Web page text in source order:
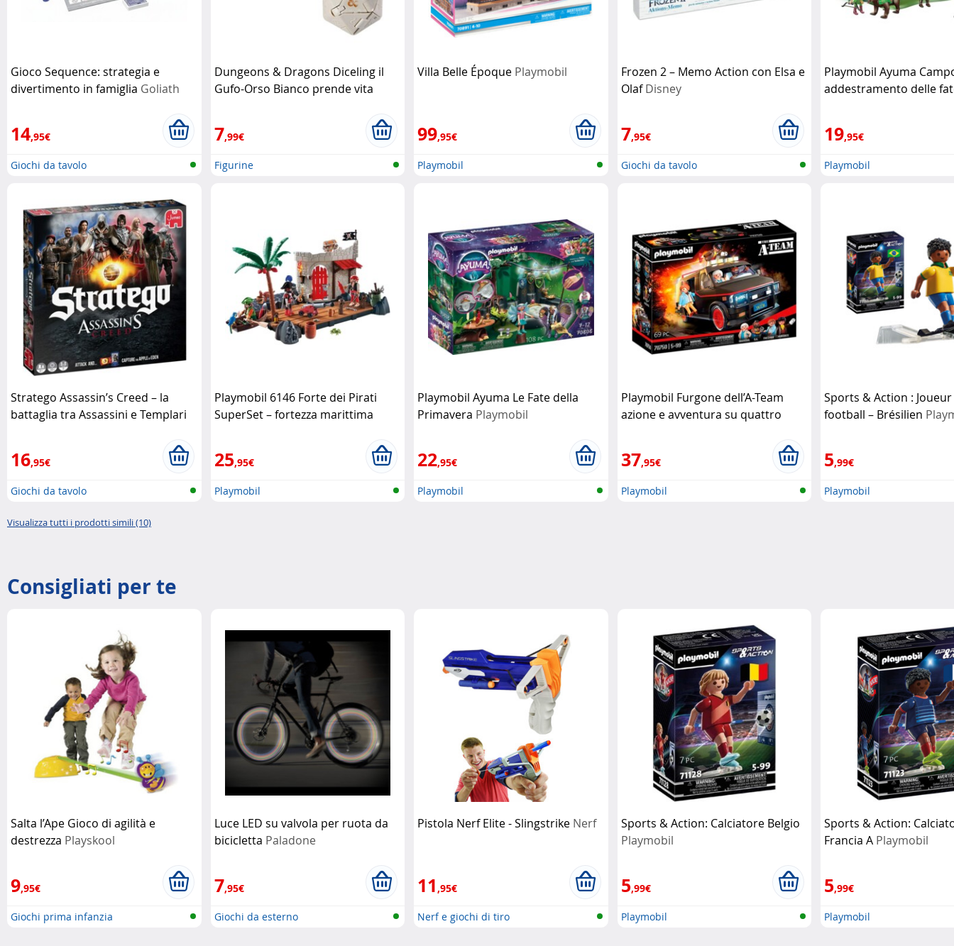
Gioco Sequence: strategia e
divertimento in famiglia Goliath
14,95€
Giochi da tavolo
Dungeons & Dragons Diceling il
Gufo-Orso Bianco prende vita
7,99€
Figurine
Villa Belle Époque Playmobil
99,95€
Playmobil
Frozen 2 – Memo Action con Elsa e
OlafDisney
7,95€
Giochi da tavolo
Playmobil Ayuma
addestramento delle
19,95€
Playmobil
Stratego Assassin’s Creed – la
battaglia tra Assassini e Templari
16,95€
Giochi da tavolo
Playmobil 6146 Forte dei Pirati
SuperSet – fortezza marittima
25,95€
Playmobil
Playmobil Ayuma Le Fate della
Primavera Playmobil
22,95€
Playmobil
Playmobil Furgone dell’A-Team
azione e avventura su quattro
37,95€
Playmobil
Sports & Action :
football – Brésilien
5,99€
Playmobil
Visualizza tutti i prodotti simili (10)
Consigliati per te
Salta l’Ape Gioco di agilità e
destrezza Playskool
9,95€
Giochi prima infanzia
Luce LED su valvola per ruota da
bicicletta Paladone
7,95€
Giochi da esterno
Pistola Nerf Elite - Slingstrike Nerf
11,95€
Nerf e giochi di tiro
Sports & Action: Calciatore Belgio
Playmobil
5,99€
Playmobil
Sports & Action:
Francia A Playmobil
5,99€
Playmobil